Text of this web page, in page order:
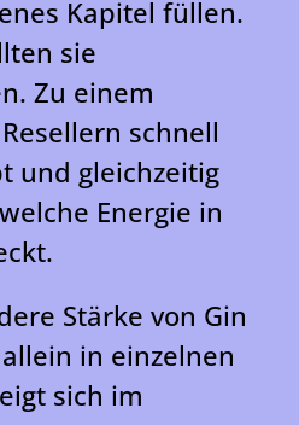
Kapitel füllen.
sie
Zu einem
schnell
und gleichzeitig
Energie in
Stärke von Gin
in einzelnen
sich im